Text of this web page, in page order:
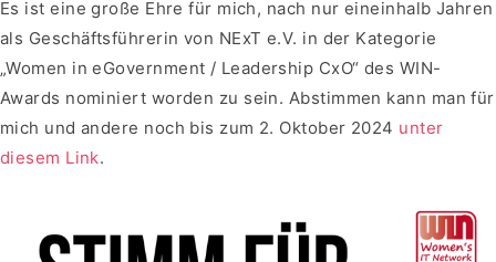
Es ist eine große Ehre für mich, nach nur eineinhalb Jahren
als Geschäftsführerin von NExT e.V. in der Kategorie
„Women in eGovernment / Leadership CxO“ des WIN-
Awards nominiert worden zu sein. Abstimmen kann man für
mich und andere noch bis zum 2. Oktober 2024 unter
diesem Link.